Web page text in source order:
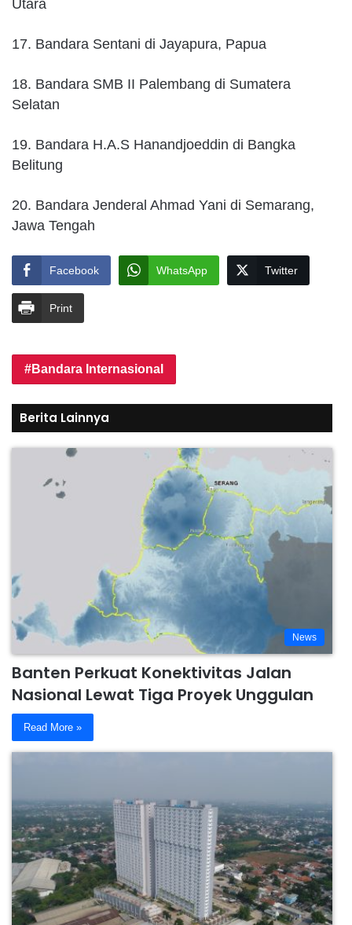
Utara
17. Bandara Sentani di Jayapura, Papua
18. Bandara SMB II Palembang di Sumatera
Selatan
19. Bandara H.A.S Hanandjoeddin di Bangka
Belitung
20. Bandara Jenderal Ahmad Yani di Semarang,
Jawa Tengah
Facebook WhatsApp Twitter
Print
Bandara Internasional
Berita Lainnya
News
Banten Perkuat Konektivitas Jalan
Nasional Lewat Tiga Proyek Unggulan
Read More »